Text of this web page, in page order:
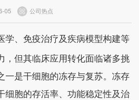
05 公司热点
学、免疫治疗及疾病模型构建等
，但其临床应用转化面临诸多挑
一是干细胞的冻存与复苏。冻存
细胞的存活率、功能稳定性及治